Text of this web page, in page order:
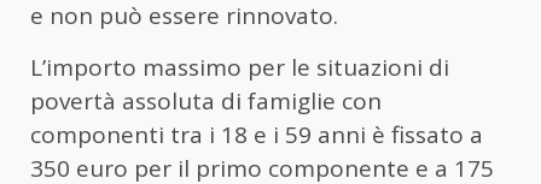
e non può essere rinnovato.
L’importo massimo per le situazioni di
povertà assoluta di famiglie con
componenti tra i 18 e i 59 anni è fissato a
350 euro per il primo componente e a 175